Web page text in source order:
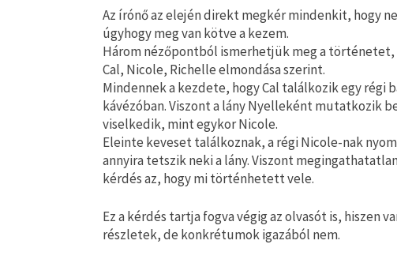
Az írónő az elején direkt megkér mindenkit, hogy
úgyhogy meg van kötve a kezem.
Három nézőpontból ismerhetjük meg a
Cal, Nicole, Richelle elmondása szerint.
Mindennek a kezdete, hogy Cal találkozik egy régi
kávézóban. Viszont a lány Nyelleként mutatkozik
viselkedik, mint egykor Nicole.
Eleinte keveset találkoznak, a régi Nicole-nak
annyira tetszik neki a lány. Viszont
kérdés az, hogy mi történhetett vele.
Ez a kérdés tartja fogva végig az olvasót is, hiszen
részletek, de konkrétumok igazából nem.